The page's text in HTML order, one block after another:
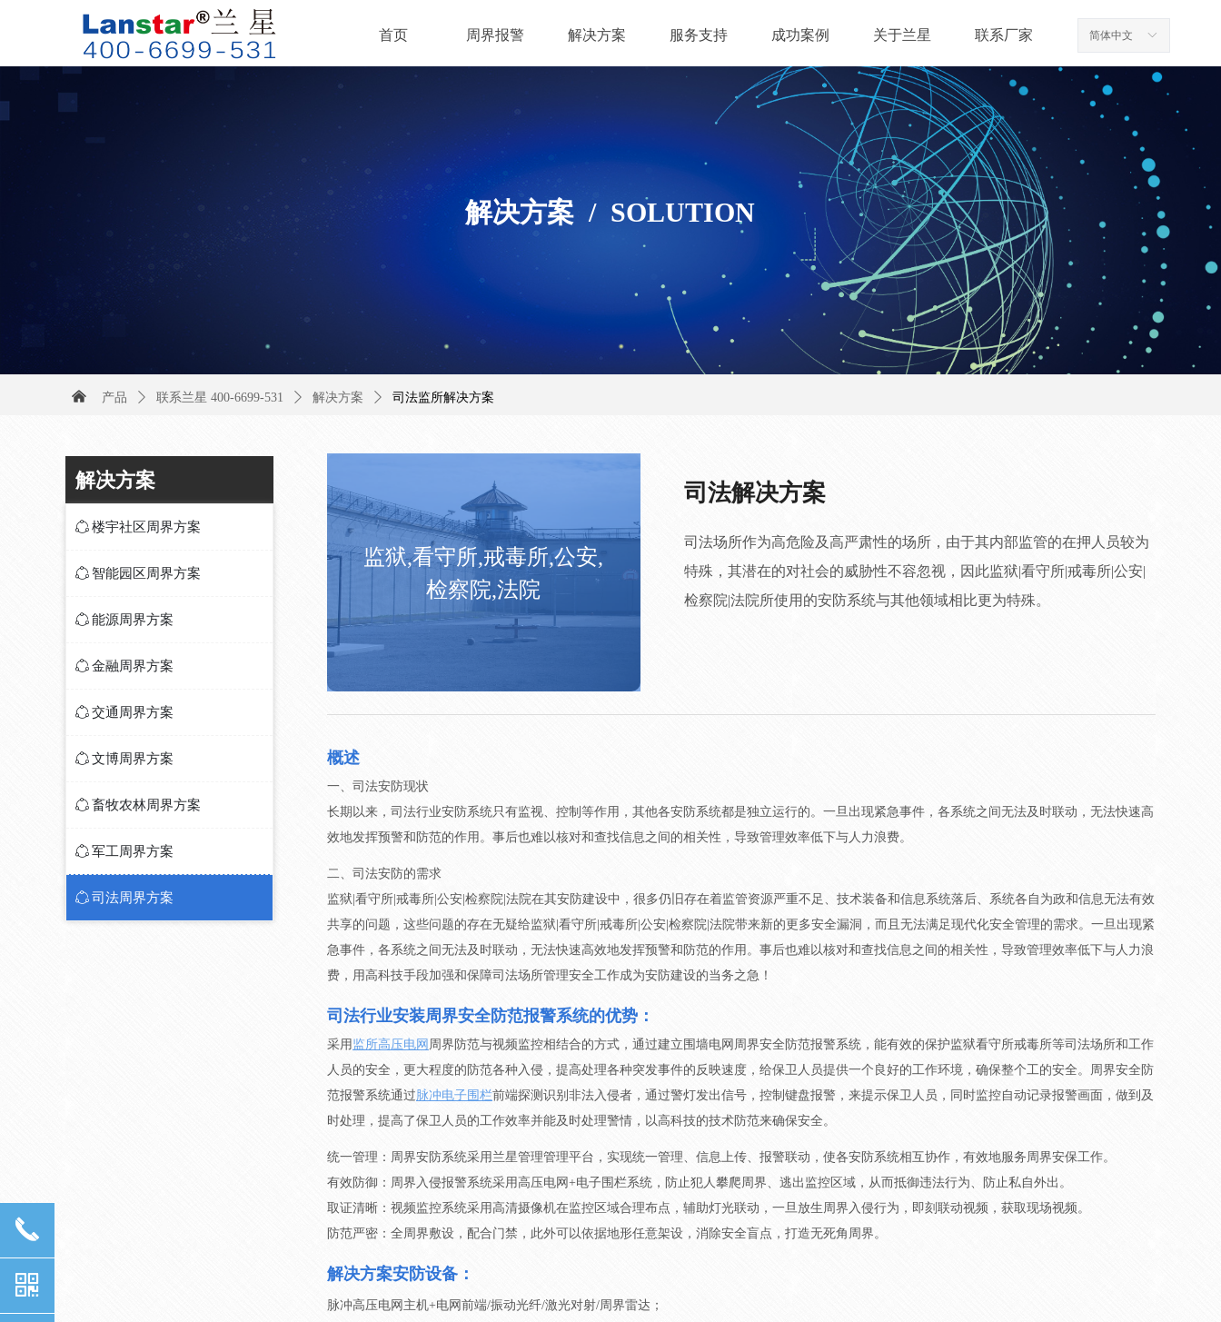
首页 周界报警 解决方案 服务支持 成功案例 关于兰星 联系厂家 ꀅ
简体中文
解决方案 / SOLUTION
产品 ꄲ 联系兰星 400-6699-531 ꄲ 解决方案 ꄲ 司法监所解决方案
낀
司法解决方案
司法场所作为高危险及高严肃性的场所，由于其内部监管的在押人员较为
特殊，其潜在的对社会的威胁性不容忽视，因此监狱|看守所|戒毒所|公安|
检察院|法院所使用的安防系统与其他领域相比更为特殊。
ꁢ 楼宇社区周界方案
ꁢ 智能园区周界方案
ꁢ 能源周界方案
ꁢ 金融周界方案
ꁢ 交通周界方案
ꁢ 文博周界方案
ꁢ 畜牧农林周界方案
ꁢ 军工周界方案
ꁢ 司法周界方案
解决方案
概述
一、司法安防现状
长期以来，司法行业安防系统只有监视、控制等作用，其他各安防系统都是独立运行的。一旦出现紧急事件，各系统之间无法及时联动，无法快速高
效地发挥预警和防范的作用。事后也难以核对和查找信息之间的相关性，导致管理效率低下与人力浪费。
二、司法安防的需求
监狱|看守所|戒毒所|公安|检察院|法院在其安防建设中，很多仍旧存在着监管资源严重不足、技术装备和信息系统落后、系统各自为政和信息无法有效
共享的问题，这些问题的存在无疑给监狱|看守所|戒毒所|公安|检察院|法院带来新的更多安全漏洞，而且无法满足现代化安全管理的需求。一旦出现紧
急事件，各系统之间无法及时联动，无法快速高效地发挥预警和防范的作用。事后也难以核对和查找信息之间的相关性，导致管理效率低下与人力浪
费，用高科技手段加强和保障司法场所管理安全工作成为安防建设的当务之急！
司法行业安装周界安全防范报警系统的优势：
采用 监所高压电网 周界防范与视频监控相结合的方式，通过建立围墙电网周界安全防范报警系统，能有效的保护监狱看守所戒毒所等司法场所和工作
人员的安全，更大程度的防范各种入侵，提高处理各种突发事件的反映速度，给保卫人员提供一个良好的工作环境，确保整个工的安全。周界安全防
范报警系统通过脉冲电子围栏前端探测识别非法入侵者，通过警灯发出信号，控制键盘报警，来提示保卫人员，同时监控自动记录报警画面，做到及
时处理，提高了保卫人员的工作效率并能及时处理警情，以高科技的技术防范来确保安全。
统一管理：周界安防系统采用兰星管理管理平台，实现统一管理、信息上传、报警联动，使各安防系统相互协作，有效地服务周界安保工作。
有效防御：周界入侵报警系统采用高压电网+电子围栏系统，防止犯人攀爬周界、逃出监控区域，从而抵御违法行为、防止私自外出。
取证清晰：视频监控系统采用高清摄像机在监控区域合理布点，辅助灯光联动，一旦放生周界入侵行为，即刻联动视频，获取现场视频。
防范严密：全周界敷设，配合门禁，此外可以依据地形任意架设，消除安全盲点，打造无死角周界。
解决方案安防设备：
脉冲高压电网主机+电网前端/振动光纤/激光对射/周界雷达；
监狱,看守所,戒毒所,公安,
检察院,法院
끅
낃